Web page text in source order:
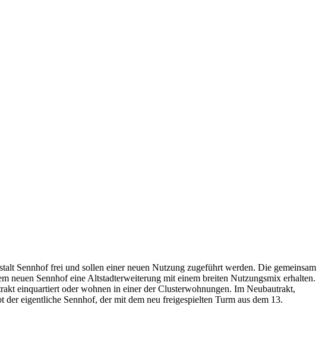
Sennhof frei und sollen einer neuen Nutzung zugeführt werden. Die gemeinsam
Sennhof eine Altstadterweiterung mit einem breiten Nutzungsmix erhalten.
einquartiert oder wohnen in einer der Clusterwohnungen. Im Neubautrakt,
eigentliche Sennhof, der mit dem neu freigespielten Turm aus dem 13.